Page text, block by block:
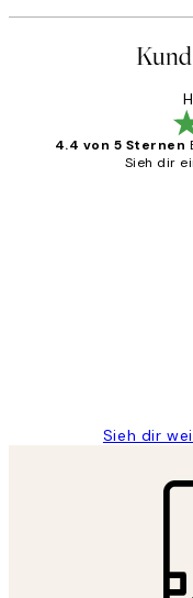
4.4 von 5 Sternen
Sieh dir
Sieh dir